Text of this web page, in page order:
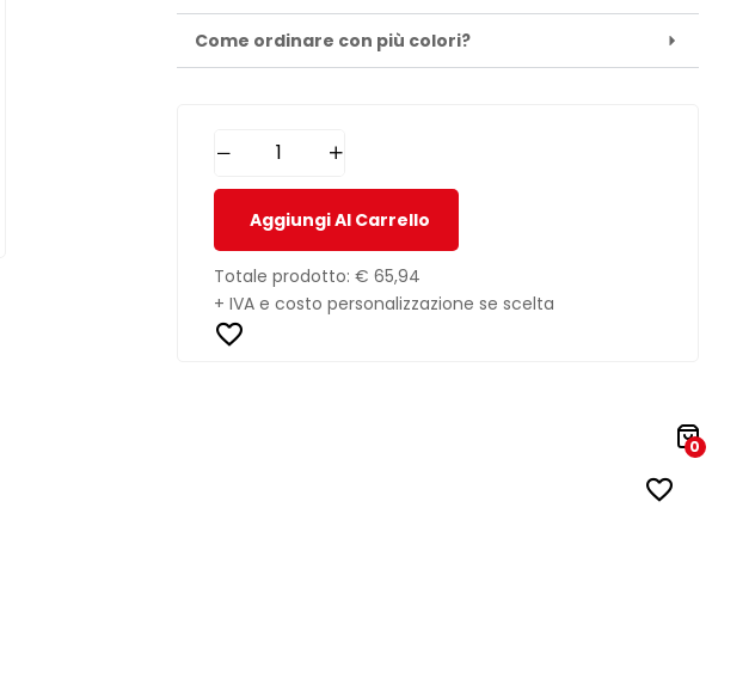
Come ordinare con più colori?
Aggiungi Al Carrello
Totale prodotto: € 65,94
+ IVA e costo personalizzazione se scelta
0